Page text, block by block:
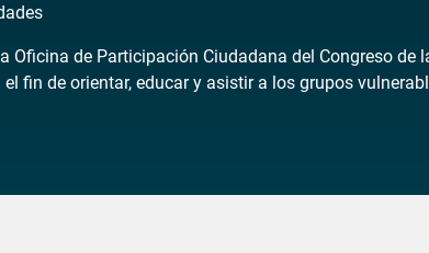
Oficina de Participación Ciudadana del Congreso
fin de orientar, educar y asistir a los grupos